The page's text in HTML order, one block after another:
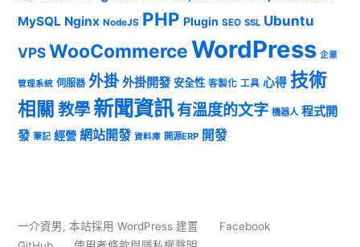
MySQL Nginx NodeJS PHP Plugin SEO SSL Ubuntu
VPSWooCommerceWordPress 企業
管理系統 伺服器 外掛 外掛開發 安全性 客製化 工具 心得 技術
相關 教學 新聞資訊有溫度的文字 機器人 程式開
發 筆記 經營 網站開發 資料庫 開源ERP 開發
一介資男, 本站採用 WordPress 建置
Facebook